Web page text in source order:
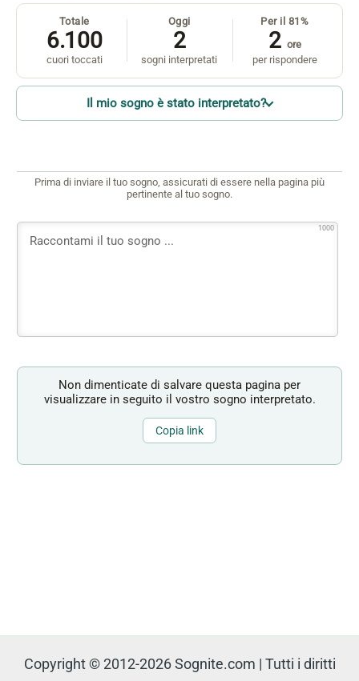
Totale
6.100
cuori toccati
Oggi
2
sogni interpretati
Per il 81%
2 ore
per rispondere
Il mio sogno è stato interpretato?
Prima di inviare il tuo sogno, assicurati di essere nella pagina più
pertinente al tuo sogno.
1000
Non dimenticate di salvare questa pagina per
visualizzare in seguito il vostro sogno interpretato.
Copia link
Copyright © 2012-2026 Sognite.com | Tutti i diritti